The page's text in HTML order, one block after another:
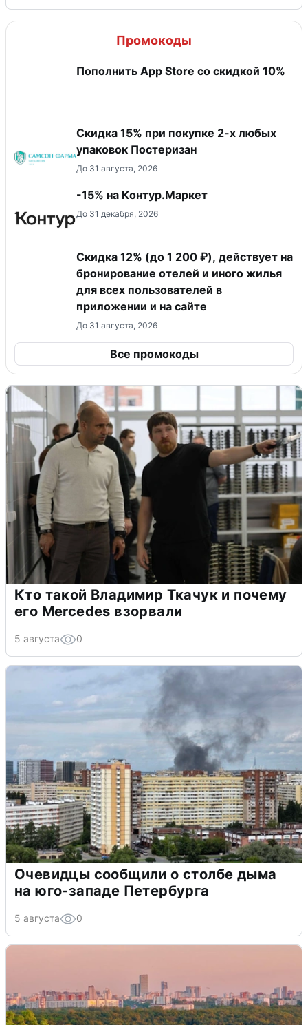
Промокоды
Пополнить App Store со скидкой 10%
Скидка 15% при покупке 2-х любых
упаковок Постеризан
До 31 августа, 2026
-15% на Контур.Маркет
До 31 декабря, 2026
Скидка 12% (до 1 200 ₽), действует на
бронирование отелей и иного жилья
для всех пользователей в
приложении и на сайте
До 31 августа, 2026
Все промокоды
Кто такой Владимир Ткачук и почему
его Mercedes взорвали
5 августа 0
Очевидцы сообщили о столбе дыма
на юго-западе Петербурга
5 августа 0